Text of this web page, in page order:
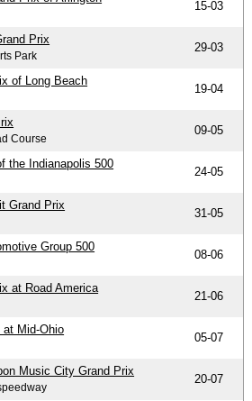
15-03
Prix
Park
29-03
of Long Beach
19-04
Course
09-05
the Indianapolis 500
24-05
Grand Prix
31-05
Group 500
08-06
at Road America
21-06
at Mid-Ohio
05-07
Music City Grand Prix
20-07